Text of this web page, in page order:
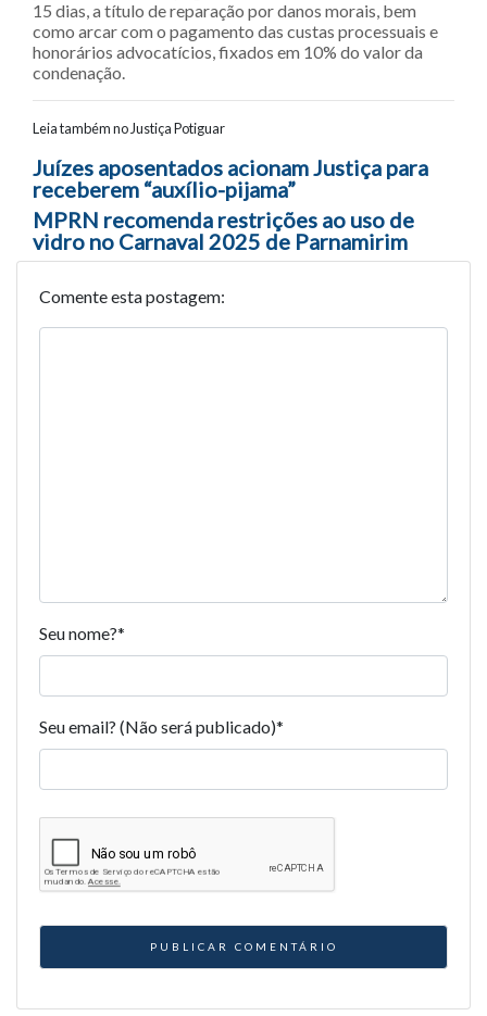
15 dias, a título de reparação por danos morais, bem
como arcar com o pagamento das custas processuais e
honorários advocatícios, fixados em 10% do valor da
condenação.
Leia também no Justiça Potiguar
Navegação entre posts
Juízes aposentados acionam Justiça para
receberem “auxílio-pijama”
MPRN recomenda restrições ao uso de
vidro no Carnaval 2025 de Parnamirim
Comente esta postagem:
Seu nome?*
Seu email? (Não será publicado)*